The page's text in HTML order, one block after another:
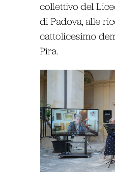
collettivo del
di Padova, alle
cattolicesimo
Pira.